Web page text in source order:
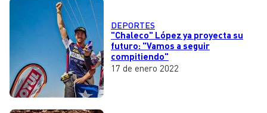
DEPORTES
"Chaleco" López ya proyecta su
futuro: "Vamos a seguir
compitiendo"
17 de enero 2022